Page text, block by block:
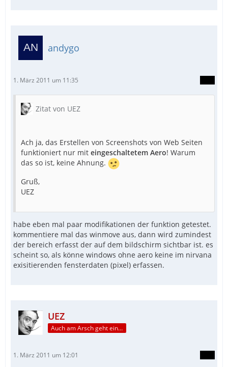
andygo
1. März 2011 um 11:35
Zitat von UEZ
Ach ja, das Erstellen von Screenshots von Web Seiten
funktioniert nur mit eingeschaltetem Aero! Warum
das so ist, keine Ahnung.
Gruß,
UEZ
habe eben mal paar modifikationen der funktion getestet.
kommentiere mal das winmove aus, dann wird zumindest
der bereich erfasst der auf dem bildschirm sichtbar ist. es
scheint so, als könne windows ohne aero keine im nirvana
exisitierenden fensterdaten (pixel) erfassen.
UEZ
Auch am Arsch geht ein Weg vorbei...
1. März 2011 um 12:01